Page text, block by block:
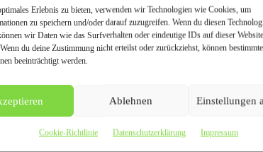
Erlebnis zu bieten, verwenden wir Technologien wie Cookies, um
zu speichern und/oder darauf zuzugreifen. Wenn du diesen
wir Daten wie das Surfverhalten oder eindeutige IDs auf dieser Website
du deine Zustimmung nicht erteilst oder zurückziehst, können
beeinträchtigt werden.
Ablehnen Einstellungen
Cookie-Richtlinie Datenschutzerklärung Impressum
Schritte:
Flächen und Lackbeschaffenheit
Heck und ggf. Motorhaube
und wetterfester Versiegelung
Anbringen durch geschulte Techniker